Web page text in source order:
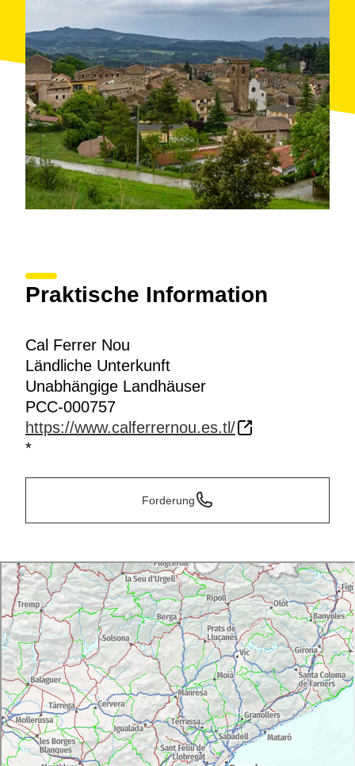
Praktische Information
Cal Ferrer Nou
Ländliche Unterkunft
Unabhängige Landhäuser
PCC-000757
https://www.calferrernou.es.tl/
*
Forderung